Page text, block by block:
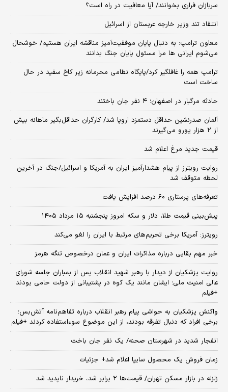
سربازان فراری بخوانند/ آیا معافیت در راه است؟
انتقاد تند وزیر خارجه عربستان از اسرائیل
معاون ترامپ: به دنبال پایان موفقیت‌آمیز مناقشه ایران هستیم/ خوشحال
می‌شوم ایرانی ها مرا مسئول پایان جنگ بدانند
ترامپ همه را غافلگیر کرد/پایگاه نظامی محرمانه زیر کاخ سفید در حال
ساخت است
حادثه مرگبار در اصفهان؛ ۴ نفر جان باختند
آلمان صدرنشین حداقل دستمزد اروپا شد/ کارگران حداقل‌بگیر ماهانه بیش
از ۲ هزار یورو می‌گیرند
قیمت جدید مرغ اعلام شد
روایت رویترز از پیام هشدارآمیز ایران به آمریکا و اسرائیل/جنگ در آخرین
لحظه متوقف شد
تعرفه‌های پرستاری ۶۰ درصد افزایش یافت
پیش‌بینی قیمت طلا، دلار و سکه امروز پنجشنبه ۱۵ مرداد ۱۴۰۵
رویترز: آمریکا برخی تحریم‌های مرتبط با ایران را لغو می‌کند
خبر مهم بقایی درباره مذاکرات ایران و عمان درخصوص تنگه هرمز
روایت پزشکیان از دیدار با رهبر شهید انقلاب پس از بمباران جلسه شورای
عالی امنیت ملی؛ ایشان مانند یک کوه در پشتیبانی از دولت حامی بودند
+فیلم
واکنش پزشکیان به حواشی پیام رهبر انقلاب درباره تفاهم‌نامه آتش‌بس؛
برخی افراد که دنبال تفرقه بودند، از این موضوع سوءاستفاده کردند +فیلم
انفجار شدید در شهرستان صحنه/ یک نفر جان باخت
زمان فروش یک محصول سایپا اعلام شد+ جزئیات
زلزله در بازار مسکن تهران/ قیمت‌ها ۲ برابر شد، خریدار ناپدید شد